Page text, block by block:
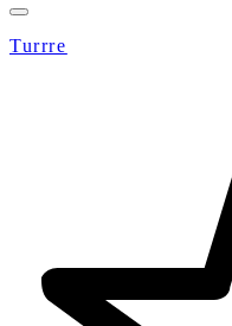
Turrre